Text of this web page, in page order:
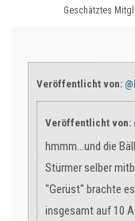
Geschätztes
Veröffentlicht von:
Veröffentlicht von:
hmmm...und die
Stürmer selber
"Gerüst" brachte
insgesamt auf 10